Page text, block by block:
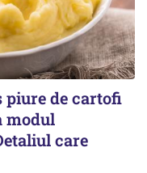
piure de cartofi
modul
care